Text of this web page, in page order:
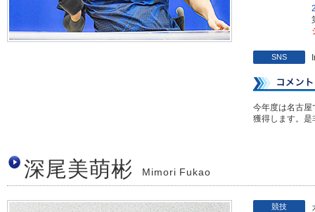
SNS
今年度は名古屋
獲得します。是
深尾美萌彬 Mimori Fukao
競技